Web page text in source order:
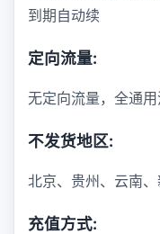
到期自动续
定向流量:
无定向流量，全通用
不发货地区:
北京、贵州、云南
充值方式: